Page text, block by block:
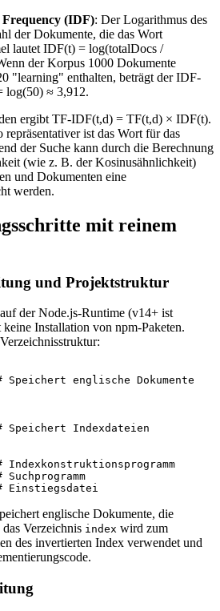
(IDF): Der Logarithmus des
der Dokumente, die das Wort
lautet IDF(t) = log(totalDocs /
der Korpus 1000 Dokumente
"learning" enthalten, beträgt der IDF-
log(50) ≈ 3,912.
ergibt TF-IDF(t,d) = TF(t,d) × IDF(t).
repräsentativer ist das Wort für das
der Suche kann durch die Berechnung
(wie z. B. der Kosinusähnlichkeit)
und Dokumenten eine
werden.
mit reinem
und Projektstruktur
der Node.js-Runtime (v14+ ist
Installation von npm-Paketen.
englische Dokumente
Indexdateien
englische Dokumente, die
Verzeichnis index wird zum
des invertierten Index verwendet und